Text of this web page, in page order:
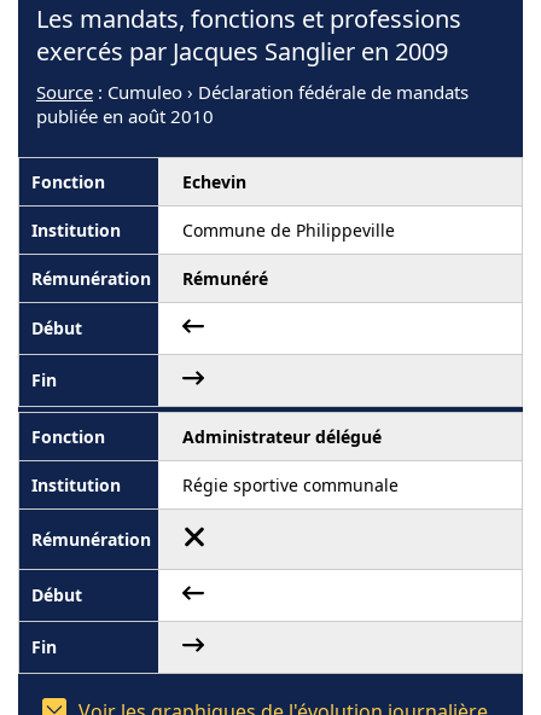
Les mandats, fonctions et professions
exercés par Jacques Sanglier en 2009
Source : Cumuleo › Déclaration fédérale de mandats
publiée en août 2010
Echevin
Commune de Philippeville
Rémunéré
Administrateur délégué
Régie sportive communale